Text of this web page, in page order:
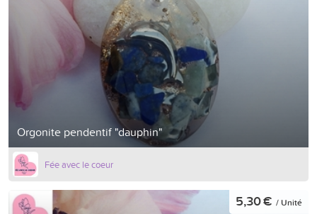
Orgonite pendentif "dauphin"
Fée avec le coeur
5,30 € / Unité